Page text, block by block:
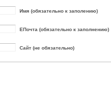
Имя (обязательно к заполению)
ЕПочта (обязательно к заполнению)
Сайт (не обязательно)